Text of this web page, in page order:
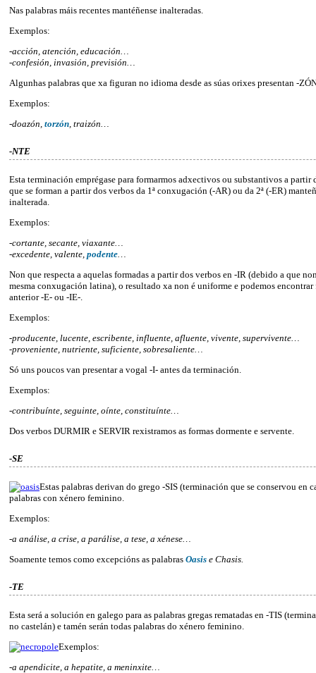
Nas palabras máis recentes mantéñense inalteradas.
Exemplos:
-acción, atención, educación…
-confesión, invasión, previsión…
Algunhas palabras que xa figuran no idioma desde as súas orixes presentan -
Exemplos:
-doazón, torzón , traizón…
-NTE
Esta terminación emprégase para formarmos adxectivos ou substantivos a partir
que se forman a partir dos verbos da 1ª conxugación (-AR) ou da 2ª (-ER)
inalterada.
Exemplos:
-cortante, secante, viaxante…
-excedente, valente, podente
Non que respecta a aquelas formadas a partir dos verbos en -IR (debido a que
mesma conxugación latina), o resultado xa non é uniforme e podemos
anterior -E- ou -IE-.
Exemplos:
-producente, lucente, escribente, influente, afluente, vivente, supervivente…
-proveniente, nutriente, suficiente, sobresaliente…
Só uns poucos van presentar a vogal -I- antes da terminación.
Exemplos:
-contribuínte, seguinte, oínte, constituínte…
Dos verbos DURMIR e SERVIR rexistramos as formas dormente e servente.
-SE
Estas palabras derivan do grego -SIS (terminación que se conservou en
palabras con xénero feminino.
Exemplos:
-a análise, a crise, a parálise, a tese, a xénese…
Soamente temos como excepcións as palabras Oasis e Chasis.
-TE
Esta será a solución en galego para as palabras gregas rematadas en -TIS
no castelán) e tamén serán todas palabras do xénero feminino.
Exemplos:
-a apendicite, a hepatite, a meninxite…